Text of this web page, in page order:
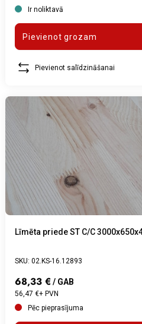
Ir noliktavā
Pievienot grozam
Pievienot salīdzināšanai
Līmēta priede ST C/C
SKU: 02.KS-16.12893
68,33 € / GAB
56,47 €+ PVN
Pēc pieprasījuma